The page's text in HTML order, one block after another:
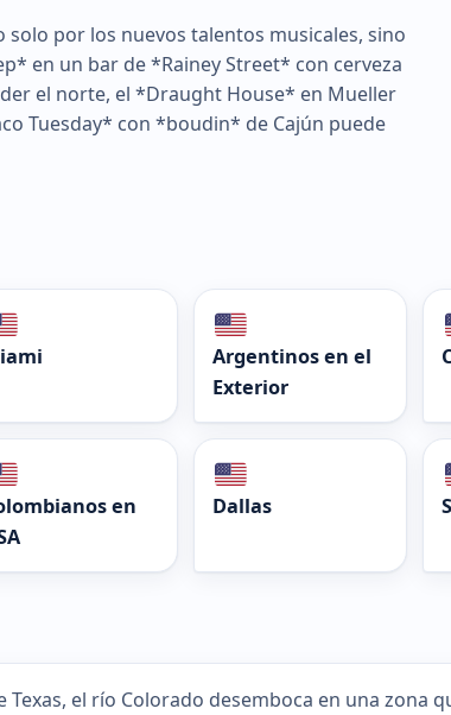
solo por los nuevos talentos musicales, sino
en un bar de *Rainey Street* con cerveza
el norte, el *Draught House* en Mueller
Tuesday* con *boudin* de Cajún puede
Argentinos en el
Exterior
en
Dallas
Texas, el río Colorado desemboca en una zona